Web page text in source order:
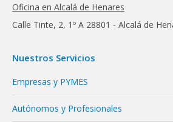
Oficina en Alcalá de Henares
Calle Tinte, 2, 1º A 28801 - Alcalá de
Nuestros Servicios
Empresas y PYMES
Autónomos y Profesionales